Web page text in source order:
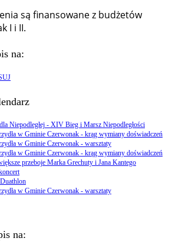
są finansowane z budżetów
I i II.
na:
Niepodległej - XIV Bieg i Marsz Niepodległości
w Gminie Czerwonak - krąg wymiany doświadczeń
w Gminie Czerwonak - warsztaty
w Gminie Czerwonak - krąg wymiany doświadczeń
przeboje Marka Grechuty i Jana Kantego
w Gminie Czerwonak - warsztaty
na: